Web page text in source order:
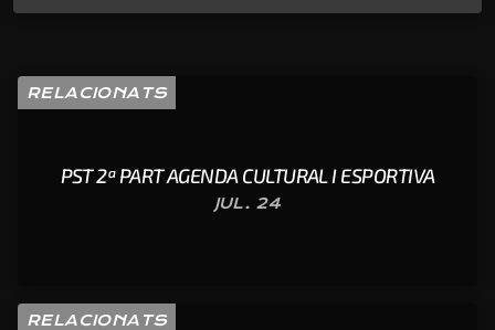
RELACIONATS
PST 2ª PART AGENDA CULTURAL I ESPORTIVA
JUL. 24
RELACIONATS